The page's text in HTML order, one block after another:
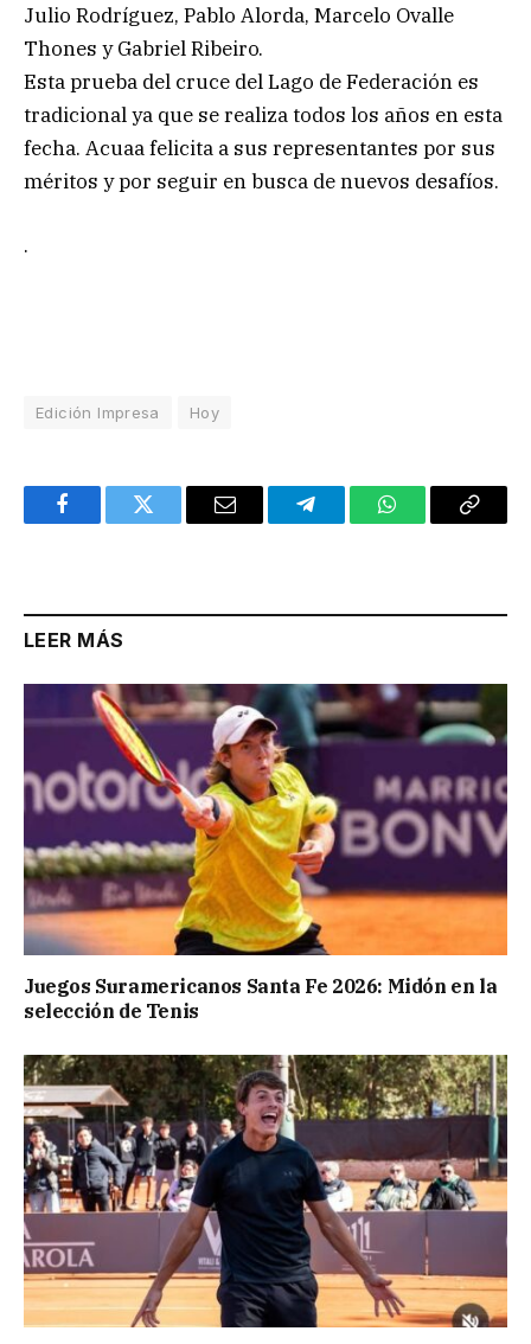
Julio Rodríguez, Pablo Alorda, Marcelo Ovalle
Thones y Gabriel Ribeiro.
Esta prueba del cruce del Lago de Federación es
tradicional ya que se realiza todos los años en esta
fecha. Acuaa felicita a sus representantes por sus
méritos y por seguir en busca de nuevos desafíos.
.
Edición Impresa Hoy
FacebookTwitter Email TelegramWhatsAppCopy
LEER MÁS
Juegos Suramericanos Santa Fe 2026: Midón en la
selección de Tenis